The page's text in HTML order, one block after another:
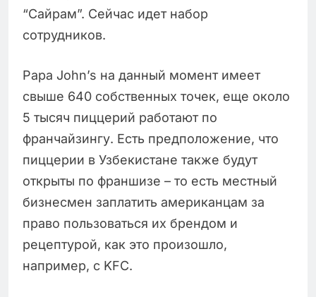
“Сайрам”. Сейчас идет набор
сотрудников.
Papa John’s на данный момент имеет
свыше 640 собственных точек, еще около
5 тысяч пиццерий работают по
франчайзингу. Есть предположение, что
пиццерии в Узбекистане также будут
открыты по франшизе – то есть местный
бизнесмен заплатить американцам за
право пользоваться их брендом и
рецептурой, как это произошло,
например, с KFC.